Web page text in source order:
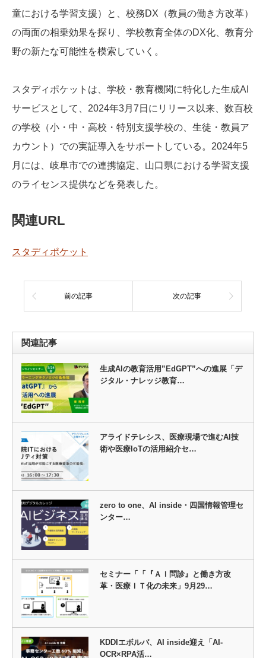
童における学習支援）と、校務DX（教員の働き方改革）
の両面の相乗効果を探り、学校教育全体のDX化、教育分
野の新たな可能性を模索していく。
スタディポケットは、学校・教育機関に特化した生成AI
サービスとして、2024年3月7日にリリース以来、数百校
の学校（小・中・高校・特別支援学校の、生徒・教員ア
カウント）での実証導入をサポートしている。2024年5
月には、岐阜市での連携協定、山口県における学習支援
のライセンス提供などを発表した。
関連URL
スタディポケット
前の記事 次の記事
関連記事
生成AIの教育活用”EdGPT”への進展「デ
ジタル・ナレッジ教育…
アライドテレシス、医療現場で進むAI技
術や医療IoTの活用紹介セ…
zero to one、AI inside・四国情報管理セ
ンター…
セミナー「「『ＡＩ問診』と働き方改
革・医療ＩＴ化の未来」9月29…
KDDIエボルバ、AI inside迎え「AI-
OCR×RPA活…